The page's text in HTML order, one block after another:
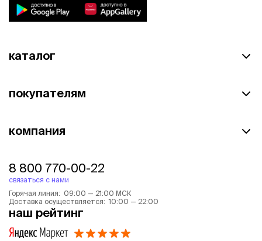
каталог
покупателям
компания
8 800 770-00-22
связаться с нами
Горячая линия: 09:00 — 21:00 МСК
Доставка осуществляется: 10:00 — 22:00
наш рейтинг